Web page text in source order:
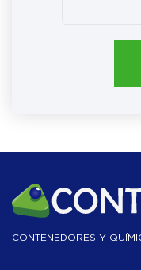
CONTENEDORES Y